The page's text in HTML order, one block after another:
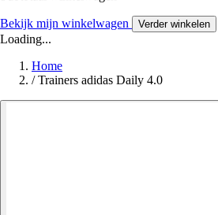
Bekijk mijn winkelwagen Verder winkelen
Loading...
Home
/ Trainers adidas Daily 4.0